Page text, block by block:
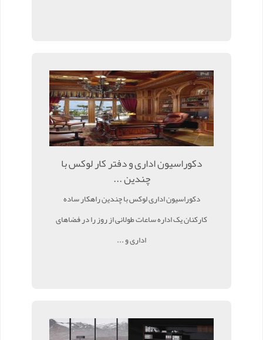
دکوراسیون اداری و دفتر کار لوکس با
چندین ...
دکوراسیون اداری لوکس با چندین راهکار ساده
کارکنان یک اداره ساعات طولانی از روز را در فضاهای
اداری و ...